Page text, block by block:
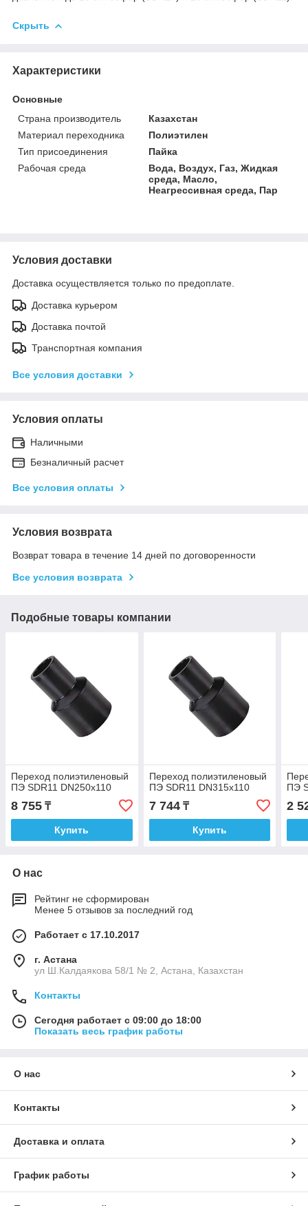
Скрыть
Характеристики
Основные
Страна производитель
Казахстан
Материал переходника
Полиэтилен
Тип присоединения
Пайка
Рабочая среда
Вода, Воздух, Газ, Жидкая
среда, Масло,
Неагрессивная среда, Пар
Условия доставки
Доставка осуществляется только по предоплате.
Доставка курьером
Доставка почтой
Транспортная компания
Все условия доставки
Условия оплаты
Наличными
Безналичный расчет
Все условия оплаты
Условия возврата
Возврат товара в течение 14 дней по договоренности
Все условия возврата
Подобные товары компании
Переход полиэтиленовый
ПЭ SDR11 DN250х110
8 755 ₸
Купить
Переход полиэтиленовый
ПЭ SDR11 DN315х110
7 744₸
Купить
ПЭ
2
О нас
Рейтинг не сформирован
Менее 5 отзывов за последний год
Работает с 17.10.2017
г. Астана
ул Ш.Калдаякова 58/1 № 2, Астана, Казахстан
Контакты
Сегодня работает с 09:00 до 18:00
Показать весь график работы
О нас
Контакты
Доставка и оплата
График работы